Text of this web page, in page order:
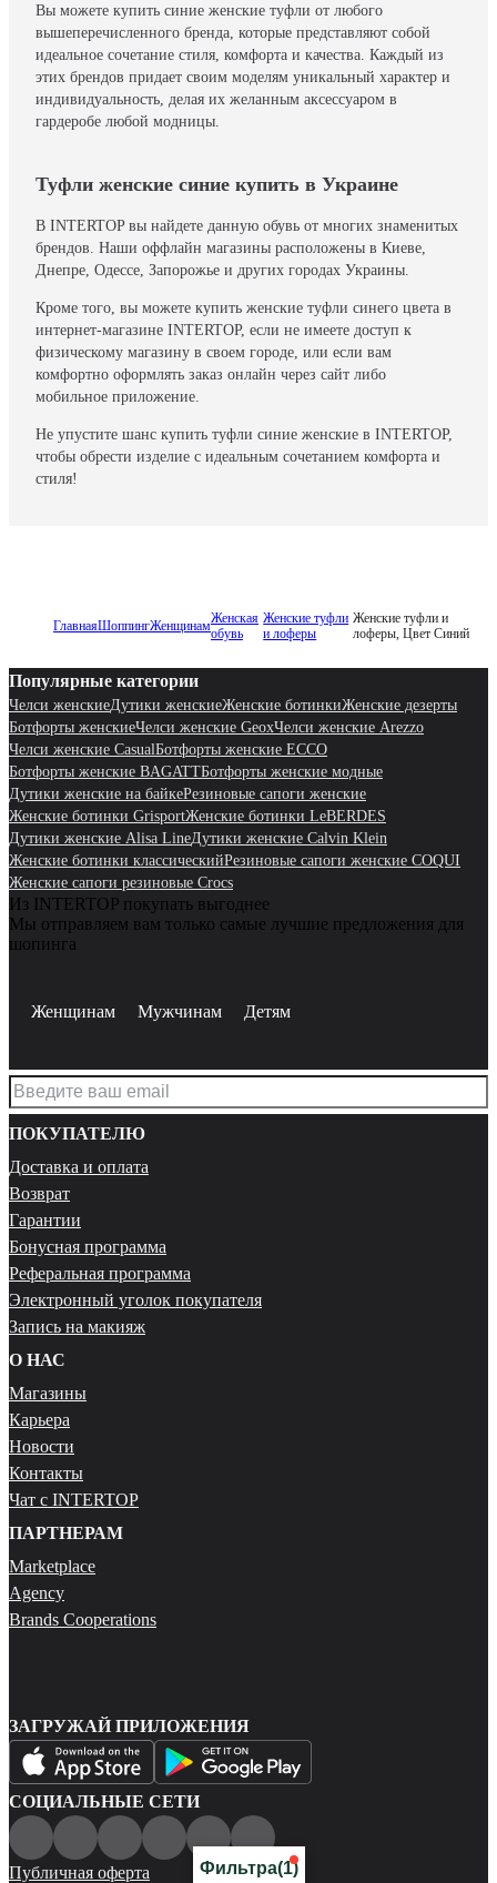
Вы можете купить синие женские туфли от любого
вышеперечисленного бренда, которые представляют собой
идеальное сочетание стиля, комфорта и качества. Каждый из
этих брендов придает своим моделям уникальный характер и
индивидуальность, делая их желанным аксессуаром в
гардеробе любой модницы.
Туфли женские синие купить в Украине
В INTERTOP вы найдете данную обувь от многих знаменитых
брендов. Наши оффлайн магазины расположены в Киеве,
Днепре, Одессе, Запорожье и других городах Украины.
Кроме того, вы можете купить женские туфли синего цвета в
интернет-магазине INTERTOP, если не имеете доступ к
физическому магазину в своем городе, или если вам
комфортно оформлять заказ онлайн через сайт либо
мобильное приложение.
Не упустите шанс купить туфли синие женские в INTERTOP,
чтобы обрести изделие с идеальным сочетанием комфорта и
стиля!
ГлавнаяШоппингЖенщинамЖенская
обувь
Женские туфли
и лоферы
Женские туфли и
лоферы, Цвет Синий
Популярные категории
Челси женскиеДутики женскиеЖенские ботинкиЖенские дезерты
Ботфорты женскиеЧелси женские GeoxЧелси женские Arezzo
Челси женские CasualБотфорты женские ECCO
Ботфорты женские BAGATTБотфорты женские модные
Дутики женские на байкеРезиновые сапоги женские
Женские ботинки GrisportЖенские ботинки LeBERDES
Дутики женские Alisa LineДутики женские Calvin Klein
Женские ботинки классическийРезиновые сапоги женские COQUI
Женские сапоги резиновые Crocs
Фильтра(1)
Из INTERTOP покупать выгоднее
Мы отправляем вам только самые лучшие предложения для
шопинга
Женщинам Мужчинам Детям
ПОКУПАТЕЛЮ
Доставка и оплата
Возврат
Гарантии
Бонусная программа
Реферальная программа
Электронный уголок покупателя
Запись на макияж
О НАС
Магазины
Карьера
Новости
Контакты
Чат с INTERTOP
ПАРТНЕРАМ
Marketplace
Agency
Brands Cooperations
ЗАГРУЖАЙ ПРИЛОЖЕНИЯ
СОЦИАЛЬНЫЕ СЕТИ
Публичная оферта